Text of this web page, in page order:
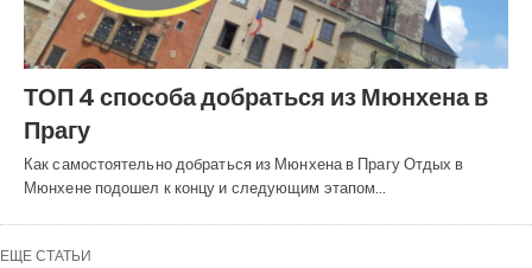
ТОП 4 способа добраться из Мюнхена в
Прагу
Как самостоятельно добраться из Мюнхена в Прагу Отдых в
Мюнхене подошел к концу и следующим этапом…
ЕЩЕ СТАТЬИ